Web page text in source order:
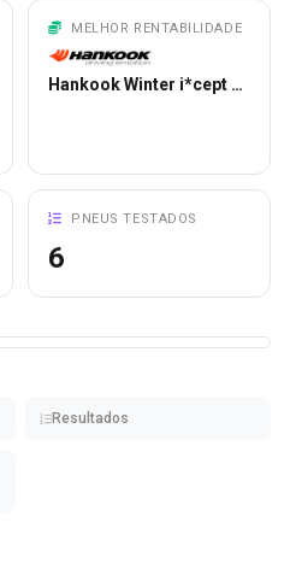
MELHOR RENTABILIDADE
Hankook Winter i*cept evo3 W330
PNEUS TESTADOS
6
Resultados